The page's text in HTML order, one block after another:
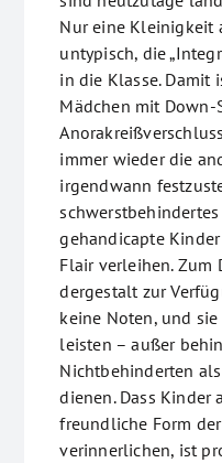
Nur eine Kleinigkeit
untypisch, die
in die Klasse. Damit
Mädchen mit Down-
immer wieder die
irgendwann
gehandicapte
Flair verleihen. Zum
dergestalt zur
keine Noten, und
leisten – außer
Nichtbehinderten
dienen. Dass Kinder
freundliche Form
verinnerlichen, ist